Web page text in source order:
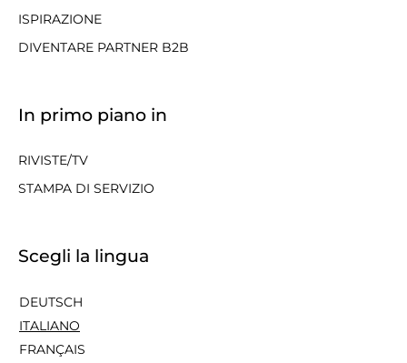
ISPIRAZIONE
DIVENTARE PARTNER B2B
In primo piano in
RIVISTE/TV
STAMPA DI SERVIZIO
Scegli la lingua
DEUTSCH
ITALIANO
FRANÇAIS